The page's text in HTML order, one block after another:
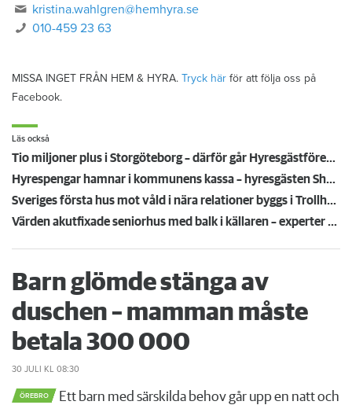
kristina.wahlgren@hemhyra.se
010-459 23 63
MISSA INGET FRÅN HEM & HYRA. Tryck här för att följa oss på
Facebook.
Läs också
Tio miljoner plus i Storgöteborg – därför går Hyresgästföreningen med storvinst
Hyrespengar hamnar i kommunens kassa – hyresgästen Shandi: "Det känns orättvist"
Sveriges första hus mot våld i nära relationer byggs i Trollhättan
Värden akutfixade seniorhus med balk i källaren – experter oense om risk för kollaps
Barn glömde stänga av
duschen – mamman måste
betala 300 000
30 JULI KL 08:30
ÖREBRO
Ett barn med särskilda behov går upp en natt och